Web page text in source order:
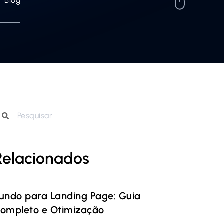
para Landing Page: Guia
e Otimização